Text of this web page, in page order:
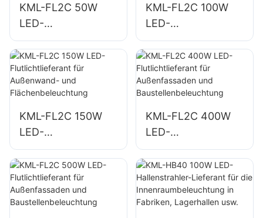
großer Schilder.
KML-FL2C 50W
LED-
Flutlichtlieferant für
Außenwerbetafeln
und große
Werbeschilder
KML-FL2C 100W
LED-
Flutlichtlieferant für
Außenwerbetafeln
und große
Werbeschilder
KML-FL2C 150W
LED-
Flutlichtlieferant für
Außenwand- und
Flächenbeleuchtun
g
KML-FL2C 400W
LED-
Flutlichtlieferant für
Außenfassaden
und
Baustellenbeleucht